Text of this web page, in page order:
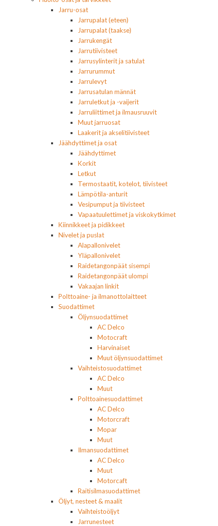
Jarru-osat
Jarrupalat (eteen)
Jarrupalat (taakse)
Jarrukengät
Jarrutiivisteet
Jarrusylinterit ja satulat
Jarrurummut
Jarrulevyt
Jarrusatulan männät
Jarruletkut ja -vaijerit
Jarruliittimet ja ilmausruuvit
Muut jarruosat
Laakerit ja akselitiivisteet
Jäähdyttimet ja osat
Jäähdyttimet
Korkit
Letkut
Termostaatit, kotelot, tiivisteet
Lämpötila-anturit
Vesipumput ja tiivisteet
Vapaatuulettimet ja viskokytkimet
Kiinnikkeet ja pidikkeet
Nivelet ja puslat
Alapallonivelet
Yläpallonivelet
Raidetangonpäät sisempi
Raidetangonpäät ulompi
Vakaajan linkit
Polttoaine- ja ilmanottolaitteet
Suodattimet
Öljynsuodattimet
AC Delco
Motocraft
Harvinaiset
Muut öljynsuodattimet
Vaihteistosuodattimet
AC Delco
Muut
Polttoainesuodattimet
AC Delco
Motorcraft
Mopar
Muut
Ilmansuodattimet
AC Delco
Muut
Motorcaft
Raitisilmasuodattimet
Öljyt, nesteet & maalit
Vaihteistoöljyt
Jarrunesteet